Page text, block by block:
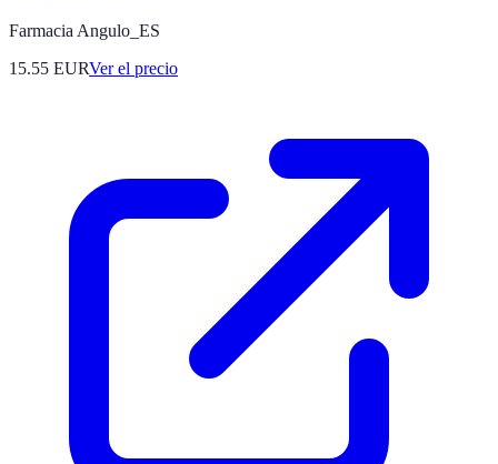
Farmacia Angulo_ES
15.55 EURVer el precio